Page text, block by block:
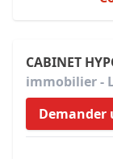
CABINET
immobilier -
Demander